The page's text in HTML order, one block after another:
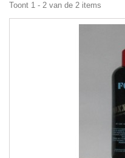
Toont 1 - 2 van de 2 items